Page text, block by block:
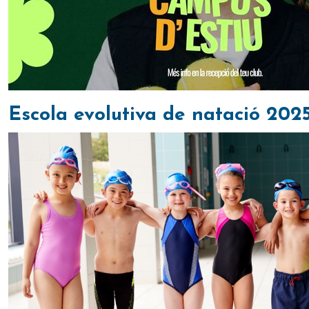
Escola evolutiva de natació